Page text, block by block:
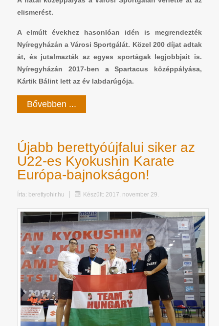
elismerést.
A elmúlt évekhez hasonlóan idén is megrendezték
Nyíregyházán a Városi Sportgálát. Közel 200 díjat adtak
át, és jutalmazták az egyes sportágak legjobbjait is.
Nyíregyházán 2017-ben a Spartacus középpályása,
Kártik Bálint lett az év labdarúgója.
Bővebben ...
Újabb berettyóújfalui siker az
U22-es Kyokushin Karate
Európa-bajnokságon!
Írta: berettyohir.hu Készült: 2017. november 29.